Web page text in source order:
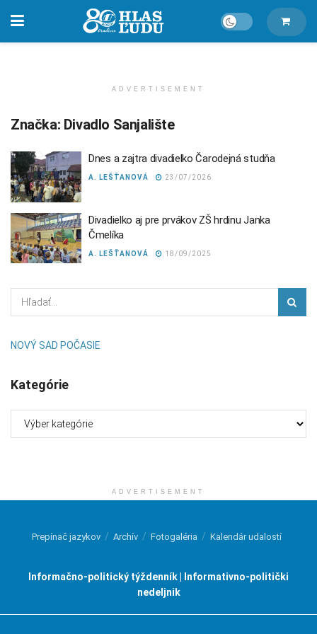
ADVERTISEMENT
Značka: Divadlo Sanjalište
Dnes a zajtra divadielko Čarodejná studňa
A. LEŠŤANOVÁ 23/07/2026
Divadielko aj pre prvákov ZŠ hrdinu Janka
Čmelíka
A. LEŠŤANOVÁ 18/09/2025
NOVÝ SAD POČASIE
Kategórie
ADVERTISEMENT
Prepínač jazykov Archív Fotogaléria Kalendár udalostí
Informačno-politický týždenník | Informativno-politički
nedeljnik